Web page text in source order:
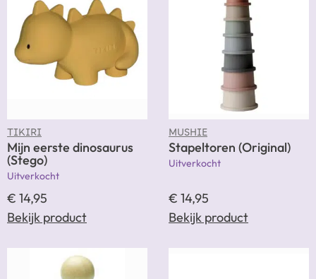
TIKIRI
Mijn eerste dinosaurus
(Stego)
Uitverkocht
€ 14,95
Bekijk product
MUSHIE
Stapeltoren (Original)
Uitverkocht
€ 14,95
Bekijk product